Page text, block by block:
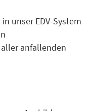
unser EDV-System
anfallenden